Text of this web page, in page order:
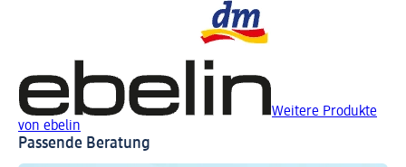
Weitere Produkte
von ebelin
Passende Beratung